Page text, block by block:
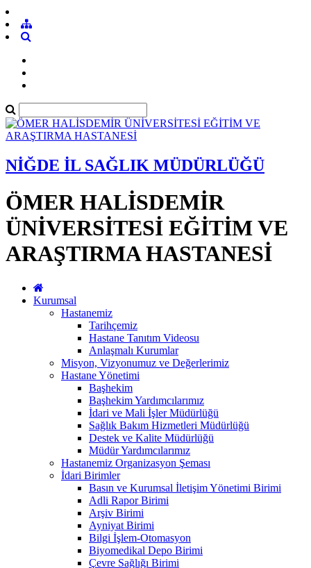
NİĞDE İL SAĞLIK MÜDÜRLÜĞÜ
ÖMER HALİSDEMİR
ÜNİVERSİTESİ EĞİTİM VE
ARAŞTIRMA HASTANESİ
Kurumsal
Hastanemiz
Tarihçemiz
Hastane Tanıtım Videosu
Anlaşmalı Kurumlar
Misyon, Vizyonumuz ve Değerlerimiz
Hastane Yönetimi
Başhekim
Başhekim Yardımcılarımız
İdari ve Mali İşler Müdürlüğü
Sağlık Bakım Hizmetleri Müdürlüğü
Destek ve Kalite Müdürlüğü
Müdür Yardımcılarımız
Hastanemiz Organizasyon Şeması
İdari Birimler
Basın ve Kurumsal İletişim Yönetimi Birimi
Adli Rapor Birimi
Arşiv Birimi
Ayniyat Birimi
Bilgi İşlem-Otomasyon
Biyomedikal Depo Birimi
Çevre Sağlığı Birimi